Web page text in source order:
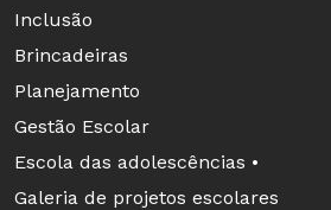
Inclusão
Brincadeiras
Planejamento
Gestão Escolar
Escola das adolescências •
Galeria de projetos escolares